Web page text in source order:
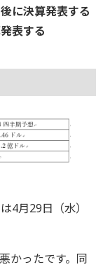
に決算発表する
表する
4月29日（水）
かったです。同